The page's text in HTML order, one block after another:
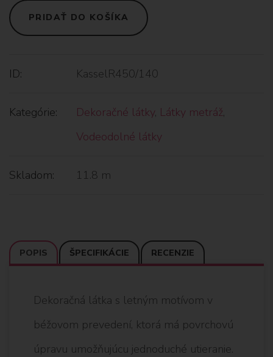
PRIDAŤ DO KOŠÍKA
ID: KasselR450/140
Kategórie: Dekoračné látky, Látky metráž,
Vodeodolné látky
Skladom: 11.8 m
POPIS ŠPECIFIKÁCIE RECENZIE
Dekoračná látka s letným motívom v
béžovom prevedení, ktorá má povrchovú
úpravu umožňujúcu jednoduché utieranie.